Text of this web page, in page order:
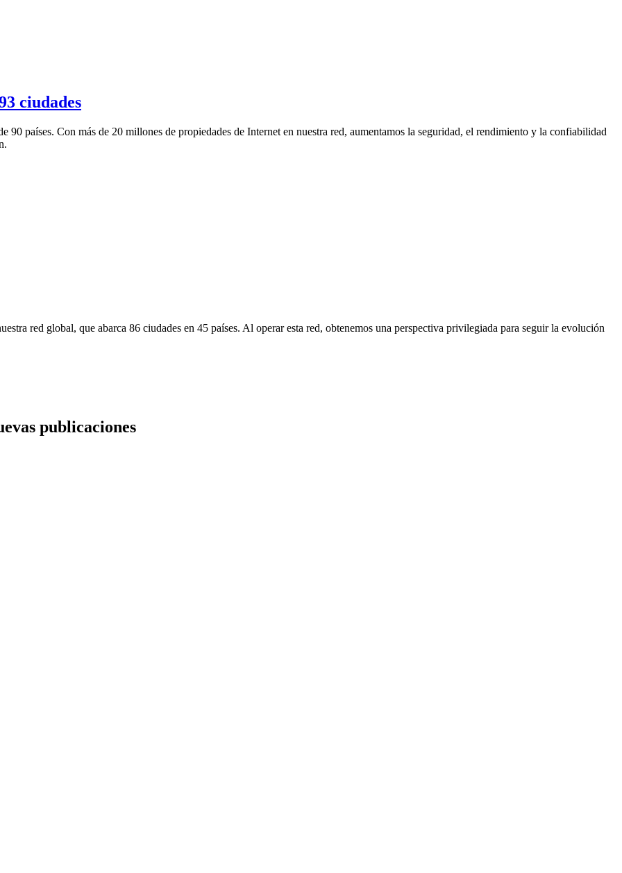
ciudades
90 países. Con más de 20 millones de propiedades de Internet en nuestra red, aumentamos la seguridad, el rendimiento y la confiabilidad
red global, que abarca 86 ciudades en 45 países. Al operar esta red, obtenemos una perspectiva privilegiada para seguir la evolución
publicaciones